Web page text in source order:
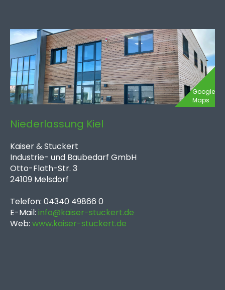
Google
Maps
Niederlassung Kiel
Kaiser & Stuckert
Industrie- und Baubedarf GmbH
Otto-Flath-Str. 3
24109 Melsdorf
Telefon: 04340 49866 0
E-Mail: info@kaiser-stuckert.de
Web: www.kaiser-stuckert.de